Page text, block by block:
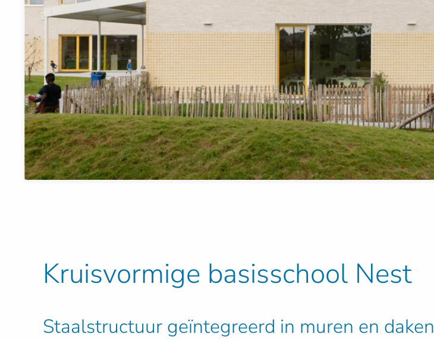
Kruisvormige basisschool Nest
Staalstructuur geïntegreerd in muren en daken